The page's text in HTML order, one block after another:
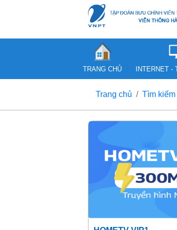
TRANG CHỦ INTERNET -
Trang chủ Tìm kiếm